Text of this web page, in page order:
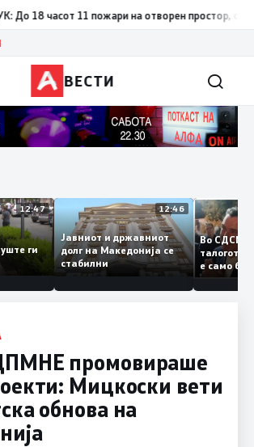
18 часот 11 пожари на отворен простор, од кои
ВЕСТИ
12:47
уште ги
12:46
Јавниот и државниот
долг на Македонија се
стабилни
Во
е само
копија
Заев
промовираше
Мицкоски вети
обнова на